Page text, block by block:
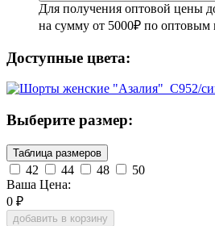
Для получения оптовой цены
на сумму от 5000₽ по оптовым
Доступные цвета:
Выберите размер:
Таблица размеров
42 44 48
50
Ваша Цена:
0 ₽
добавить в корзину